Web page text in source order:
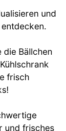
und
die Bällchen
frisch
und frisches